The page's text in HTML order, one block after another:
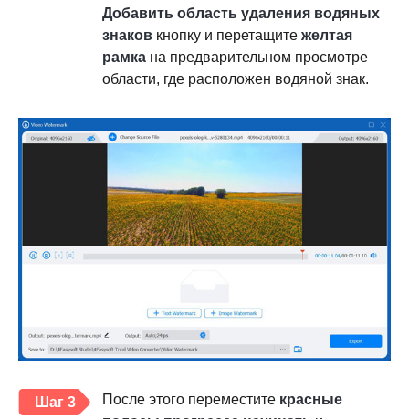
Добавить область удаления водяных
знаков кнопку и перетащите желтая
рамка на предварительном просмотре
области, где расположен водяной знак.
Шаг 3 После этого переместите красные